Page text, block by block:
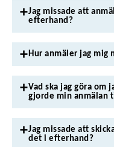
Jag missade att
efterhand?
Hur anmäler jag mig
Vad ska jag göra om
gjorde min anmälan
Jag missade att
det i efterhand?